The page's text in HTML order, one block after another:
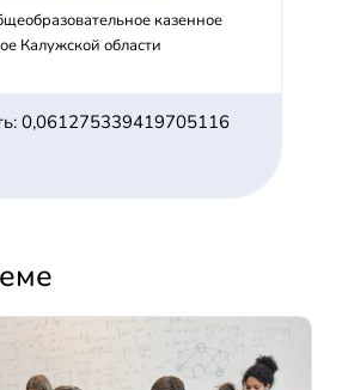
казенное
Калужской области
0,061275339419705116